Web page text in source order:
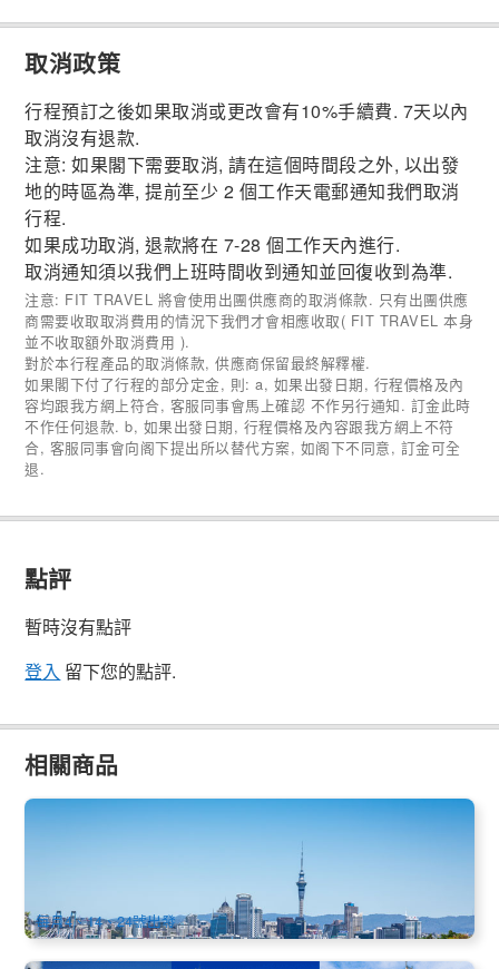
取消政策
行程預訂之後如果取消或更改會有10%手續費. 7天以內
取消沒有退款.
注意: 如果閣下需要取消, 請在這個時間段之外, 以出發
地的時區為準, 提前至少 2 個工作天電郵通知我們取消
行程.
如果成功取消, 退款將在 7-28 個工作天內進行.
取消通知須以我們上班時間收到通知並回復收到為準.
注意: FIT TRAVEL 將會使用出團供應商的取消條款. 只有出團供應
商需要收取取消費用的情況下我們才會相應收取( FIT TRAVEL 本身
並不收取額外取消費用 ).
對於本行程產品的取消條款, 供應商保留最終解釋權.
如果閣下付了行程的部分定金, 則: a, 如果出發日期, 行程價格及內
容均跟我方網上符合, 客服同事會馬上確認 不作另行通知. 訂金此時
不作任何退款. b, 如果出發日期, 行程價格及內容跟我方網上不符
合, 客服同事會向阁下提出所以替代方案, 如阁下不同意, 訂金可全
退.
點評
暫時沒有點評
登入 留下您的點評.
相關商品
新西蘭北島 | 四星精華3天遊 | 霍比特人村+羅托魯瓦+螢火蟲
每月4、14、24號出發